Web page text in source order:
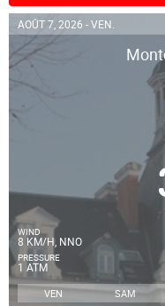
AOÛT 7, 2026 - VEN.
WIND
8 KM/H, NNO
PRESSURE
1 ATM
VEN SAM